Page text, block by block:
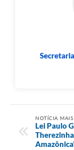
NOTÍCIA MAIS
Lei Paulo